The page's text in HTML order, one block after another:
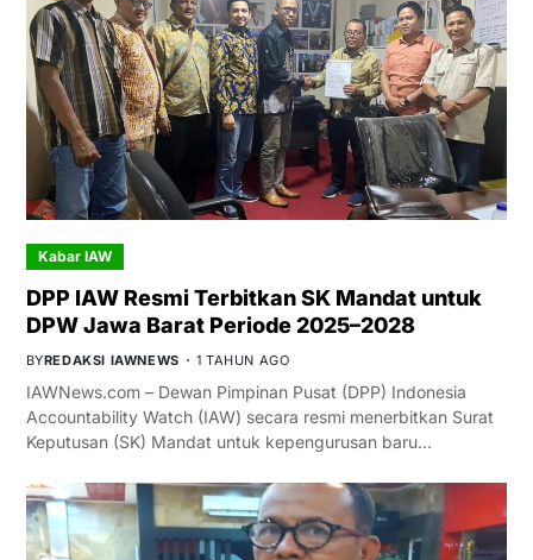
Kabar IAW
DPP IAW Resmi Terbitkan SK Mandat untuk
DPW Jawa Barat Periode 2025–2028
BYREDAKSI IAWNEWS 1 TAHUN AGO
IAWNews.com – Dewan Pimpinan Pusat (DPP) Indonesia
Accountability Watch (IAW) secara resmi menerbitkan Surat
Keputusan (SK) Mandat untuk kepengurusan baru…